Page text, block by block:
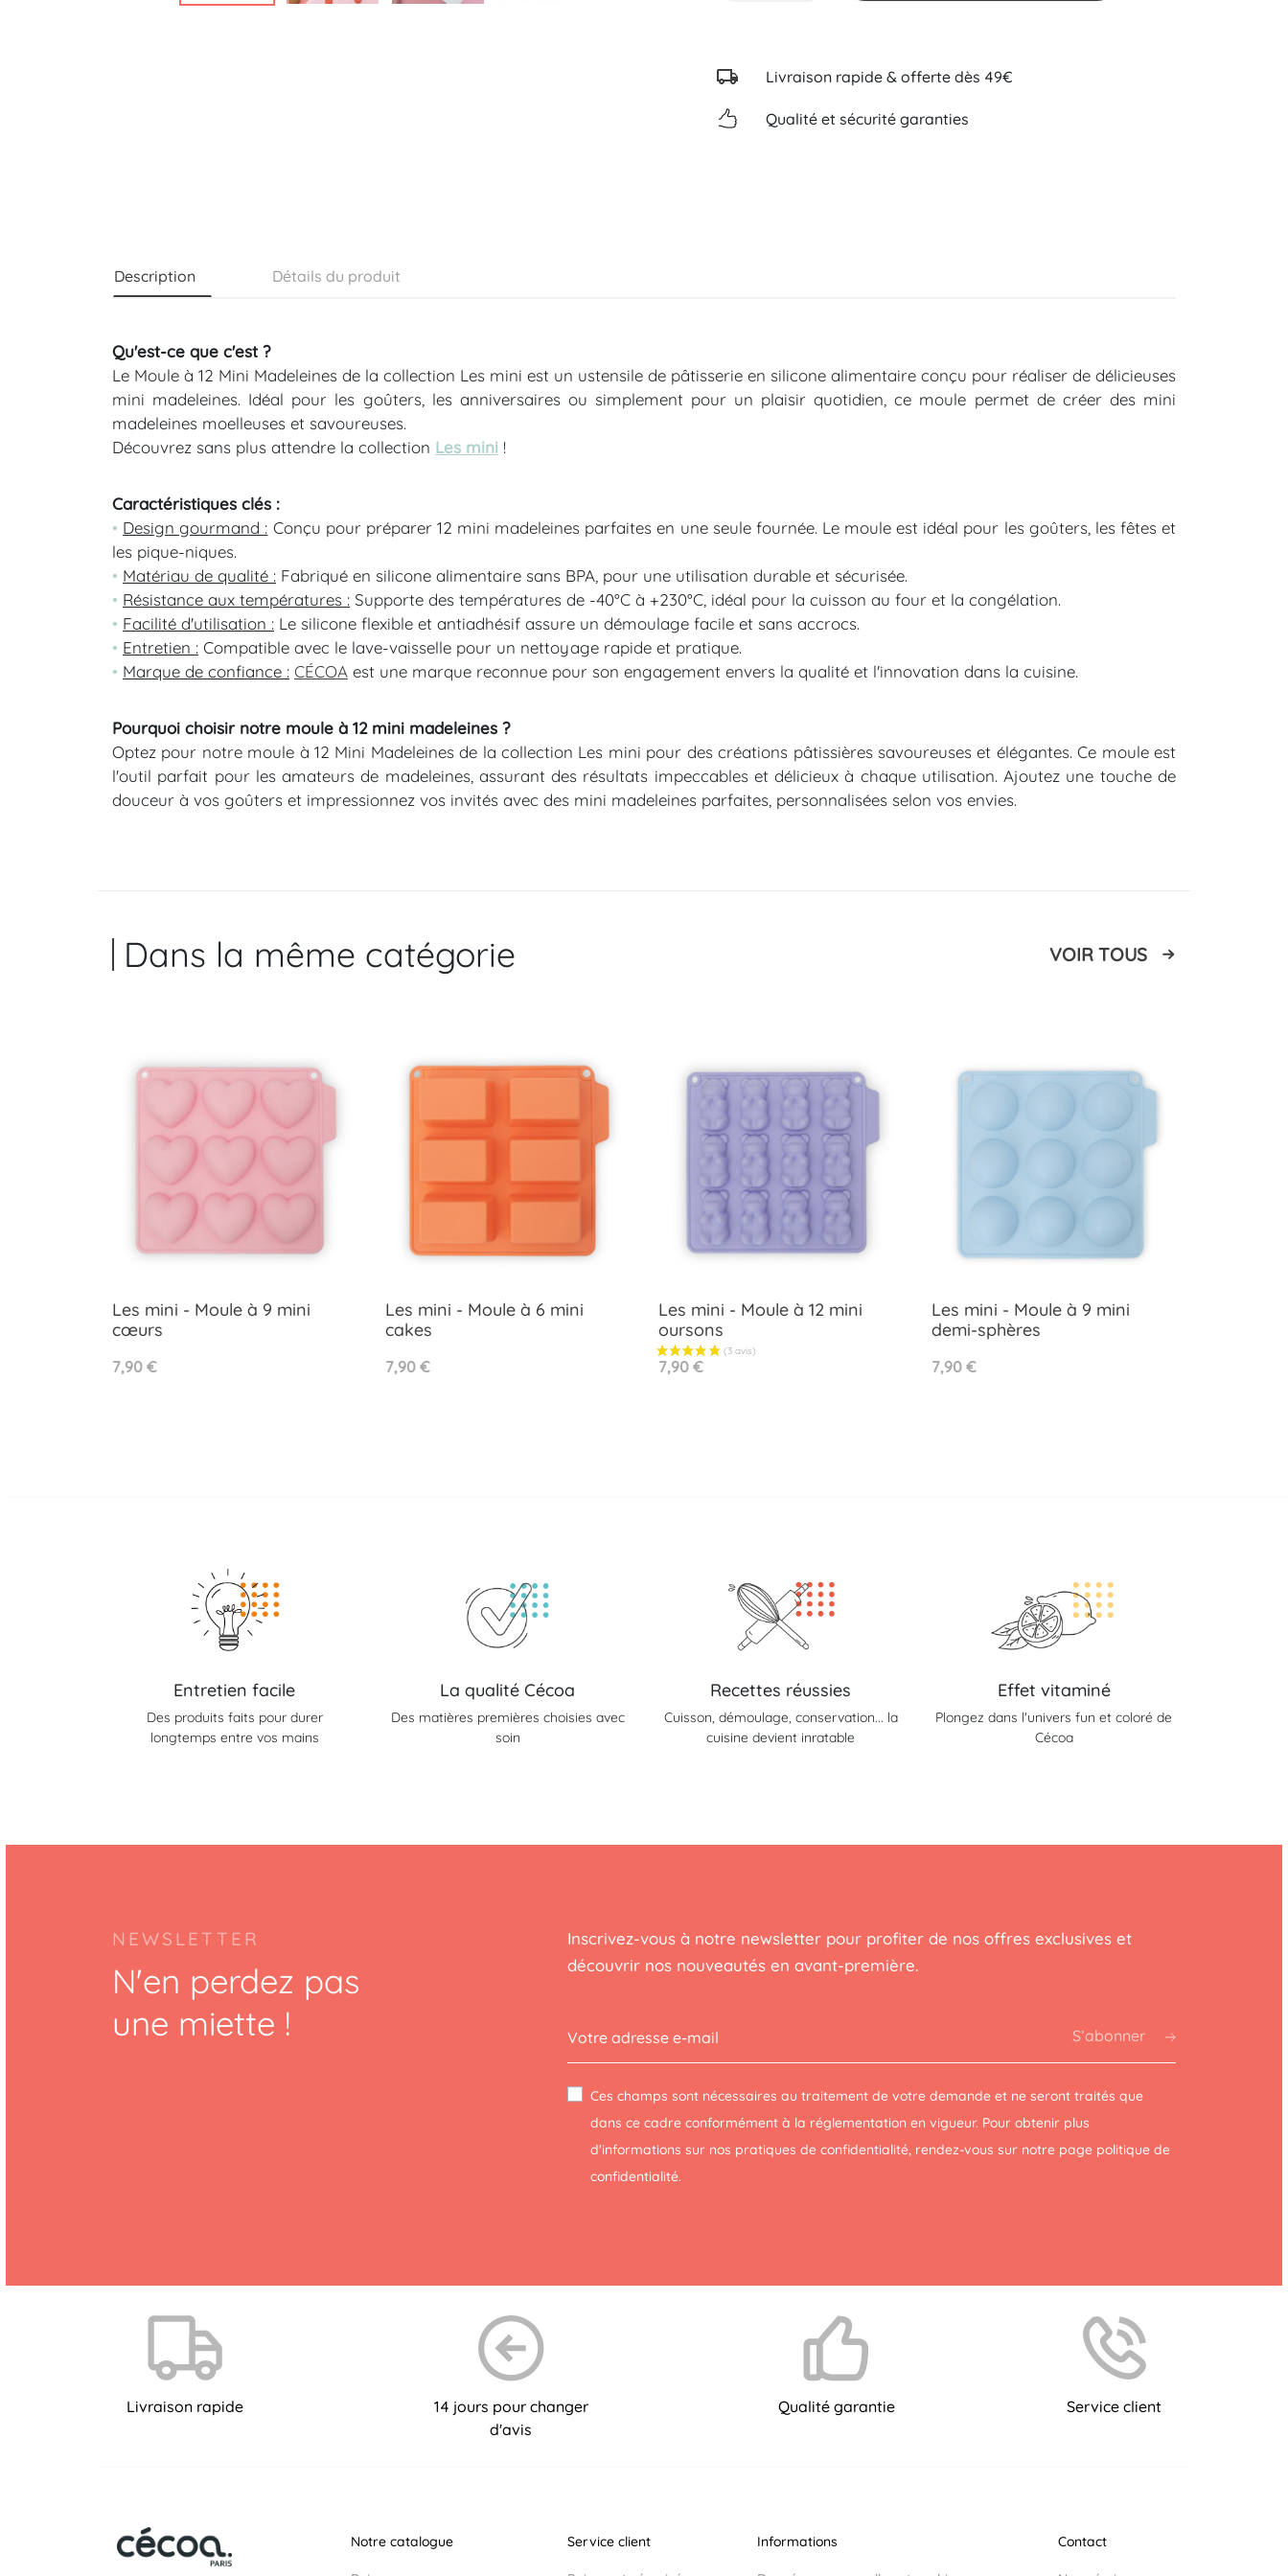
Livraison rapide & offerte dès 49€
Qualité et sécurité garanties
Description Détails du produit
Qu'est-ce que c'est ?
Le Moule à 12 Mini Madeleines de la collection Les mini est un ustensile de pâtisserie en silicone alimentaire conçu pour réaliser de délicieuses
mini madeleines. Idéal pour les goûters, les anniversaires ou simplement pour un plaisir quotidien, ce moule permet de créer des mini
madeleines moelleuses et savoureuses.
Découvrez sans plus attendre la collection Les mini !
Caractéristiques clés :
• Design gourmand : Conçu pour préparer 12 mini madeleines parfaites en une seule fournée. Le moule est idéal pour les goûters, les fêtes et
les pique-niques.
• Matériau de qualité : Fabriqué en silicone alimentaire sans BPA, pour une utilisation durable et sécurisée.
• Résistance aux températures : Supporte des températures de -40°C à +230°C, idéal pour la cuisson au four et la congélation.
• Facilité d'utilisation : Le silicone flexible et antiadhésif assure un démoulage facile et sans accrocs.
• Entretien : Compatible avec le lave-vaisselle pour un nettoyage rapide et pratique.
• Marque de confiance : CÉCOA est une marque reconnue pour son engagement envers la qualité et l'innovation dans la cuisine.
Pourquoi choisir notre moule à 12 mini madeleines ?
Optez pour notre moule à 12 Mini Madeleines de la collection Les mini pour des créations pâtissières savoureuses et élégantes. Ce moule est
l'outil parfait pour les amateurs de madeleines, assurant des résultats impeccables et délicieux à chaque utilisation. Ajoutez une touche de
douceur à vos goûters et impressionnez vos invités avec des mini madeleines parfaites, personnalisées selon vos envies.
Dans la même catégorie VOIR TOUS
Les mini - Moule à 9 mini
cœurs
Prix
7,90 €
Les mini - Moule à 6 mini
cakes
Prix
7,90 €
Aperçu rapide
Les mini - Moule à 12 mini
oursons
Prix
7,90 €
Les mini - Moule à 9 mini
demi-sphères
Prix
7,90 €
Entretien facile
Des produits faits pour durer
longtemps entre vos mains
La qualité Cécoa
Des matières premières choisies avec
soin
Recettes réussies
Cuisson, démoulage, conservation... la
cuisine devient inratable
Effet vitaminé
Plongez dans l'univers fun et coloré de
Cécoa
NEWSLETTER
N'en perdez pas
une miette !
Inscrivez-vous à notre newsletter pour profiter de nos offres exclusives et
découvrir nos nouveautés en avant-première.
S’abonner
Ces champs sont nécessaires au traitement de votre demande et ne seront traités que
dans ce cadre conformément à la réglementation en vigueur. Pour obtenir plus
d'informations sur nos pratiques de confidentialité, rendez-vous sur notre page politique de
confidentialité.
Livraison rapide
14 jours pour changer
d'avis
Qualité garantie Service client
Notre catalogue Service client Informations Contact